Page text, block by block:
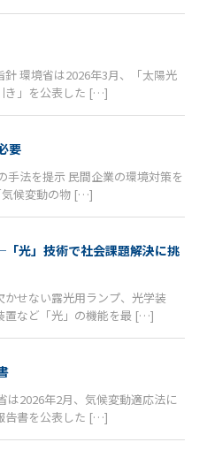
環境省は2026年3月、「太陽光
き」を公表した […]
要
手法を提示 民間企業の環境対策を
気候変動の物 […]
光」技術で社会課題解決に挑
せない露光用ランプ、光学装
置など「光」の機能を最 […]
は2026年2月、気候変動適応法に
告書を公表した […]